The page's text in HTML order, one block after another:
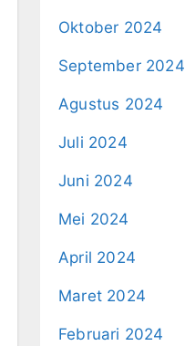
Oktober 2024
September 2024
Agustus 2024
Juli 2024
Juni 2024
Mei 2024
April 2024
Maret 2024
Februari 2024